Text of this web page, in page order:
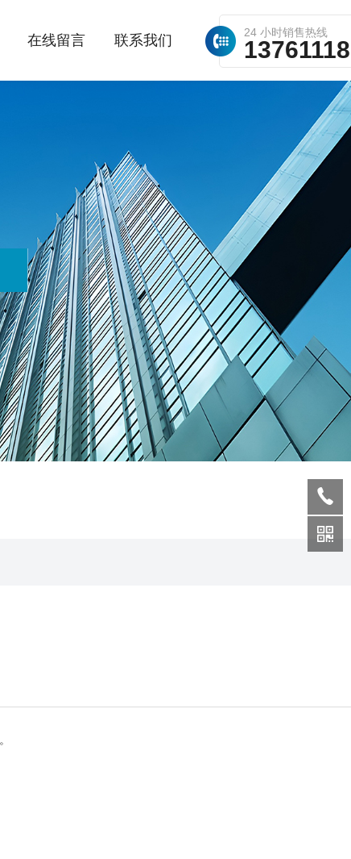
24 小时销售热线
在线留言 联系我们